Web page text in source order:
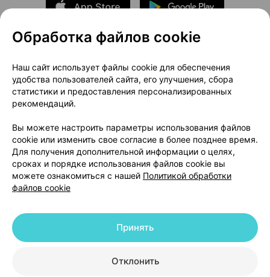
О проекте
Новости проекта
Размещение рекламы
Медицинский маркетинг
Публичный договор
Доставка
Способы оплаты
Вакансии
Партнеры
Написать руководителю 103.by
Написать в поддержку
Персональные настройки Cookie
© 2026 ООО «Артокс Лаб», УНП 191700409 | 220012, Республика Беларусь,
+375 291212755
Обработка файлов cookie
Наш сайт использует файлы cookie для обеспечения
удобства пользователей сайта, его улучшения, сбора
статистики и предоставления персонализированных
рекомендаций.
Вы можете настроить параметры использования файлов
cookie или изменить свое согласие в более позднее время.
Для получения дополнительной информации о целях,
сроках и порядке использования файлов cookie вы
можете ознакомиться с нашей Политикой обработки
файлов cookie
Отклонить
Принять